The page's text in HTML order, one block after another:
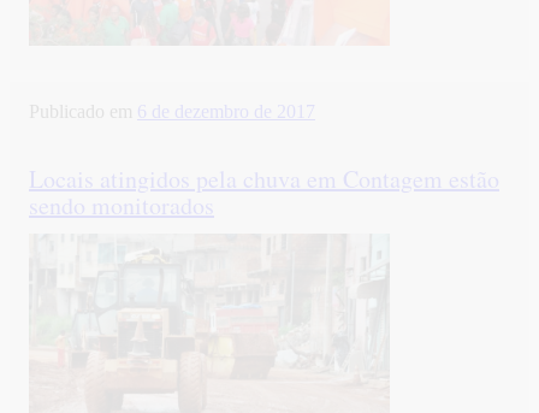
Publicado em 6 de dezembro de 2017
Locais atingidos pela chuva em Contagem estão
sendo monitorados